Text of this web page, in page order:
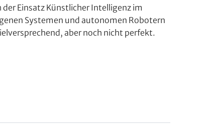
Einsatz Künstlicher Intelligenz im
Systemen und autonomen Robotern
aber noch nicht perfekt.